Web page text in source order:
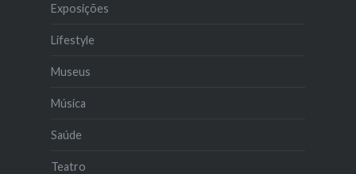
Exposições
Lifestyle
Museus
Música
Saúde
Teatro